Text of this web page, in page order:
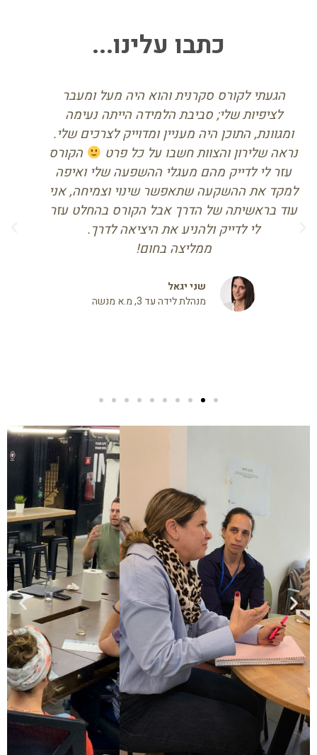
כתבו עלינו...
קבוצה של אנשי מקצוע מומחים בתחום היזמות
וחשיבה מחוץ לקופסא, אשר חברו יחד להובלת
תהליכי פיתוח ארגוני מקצועי וחשיבה חדשנית
במגוון מקומות עבודה שעוסקים בגיל הרך.
טובה סיני, מפקחת פדגוגית ארצית , נעמ"ת
מפקחת פדגוגית ארצית , נעמ"ת